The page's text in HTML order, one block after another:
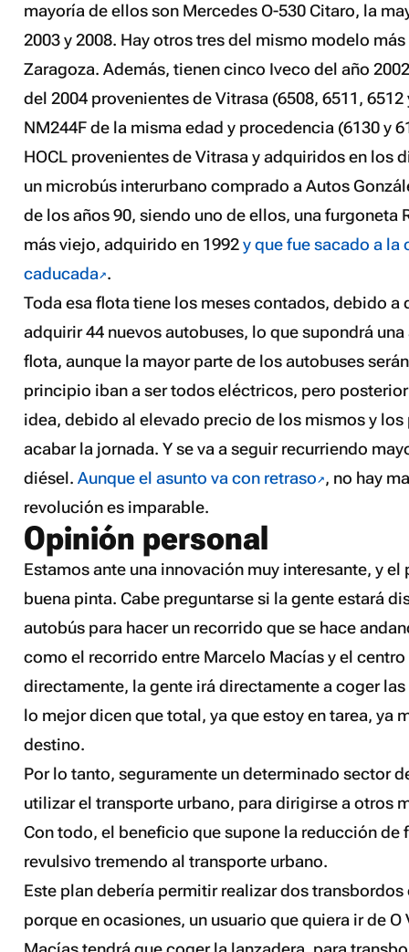
mayoría de ellos son Mercedes O-530 Citaro, la
2003 y 2008. Hay otros tres del mismo modelo
Zaragoza. Además, tienen cinco Iveco del año
del 2004 provenientes de Vitrasa (6508, 6511, 6512
NM244F de la misma edad y procedencia (6130 y
HOCL provenientes de Vitrasa y adquiridos en los
un microbús interurbano comprado a Autos
de los años 90, siendo uno de ellos, una furgoneta
más viejo, adquirido en 1992y que fue sacado a la
caducada .
Toda esa flota tiene los meses contados, debido a
adquirir 44 nuevos autobuses, lo que supondrá
flota, aunque la mayor parte de los autobuses
principio iban a ser todos eléctricos, pero
idea, debido al elevado precio de los mismos y
acabar la jornada. Y se va a seguir recurriendo
diésel.Aunque el asunto va con retraso , no hay
revolución es imparable.
Opinión personal
Estamos ante una innovación muy interesante, y
buena pinta. Cabe preguntarse si la gente estará
autobús para hacer un recorrido que se hace
como el recorrido entre Marcelo Macías y el centro
directamente, la gente irá directamente a coger
lo mejor dicen que total, ya que estoy en tarea, ya
destino.
Por lo tanto, seguramente un determinado sector
utilizar el transporte urbano, para dirigirse a otros
Con todo, el beneficio que supone la reducción de
revulsivo tremendo al transporte urbano.
Este plan debería permitir realizar dos transbordos
porque en ocasiones, un usuario que quiera ir de